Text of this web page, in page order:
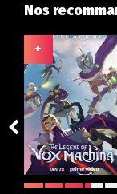
Nos
+